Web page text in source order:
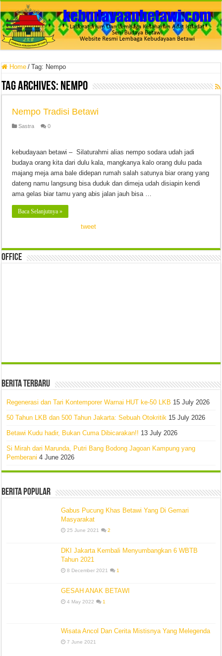
Home / Tag: Nempo
Tag Archives: Nempo
Nempo Tradisi Betawi
Sastra 0
kebudayaan betawi – Silaturahmi alias nempo sodara udah jadi
budaya orang kita dari dulu kala, mangkanya kalo orang dulu pada
majang meja ama bale didepan rumah salah satunya biar orang yang
dateng namu langsung bisa duduk dan dimeja udah disiapin kendi
ama gelas biar tamu yang abis jalan jauh bisa …
Baca Selanjutnya »
tweet
Office
Berita Terbaru
Regenerasi dan Tari Kontemporer Warnai HUT ke-50 LKB 15 July 2026
50 Tahun LKB dan 500 Tahun Jakarta: Sebuah Otokritik 15 July 2026
Betawi Kudu hadir, Bukan Cuma Dibicarakan!! 13 July 2026
Si Mirah dari Marunda, Putri Bang Bodong Jagoan Kampung yang
Pemberani 4 June 2026
Berita Popular
Gabus Pucung Khas Betawi Yang Di Gemari
Masyarakat
25 June 2021 2
DKI Jakarta Kembali Menyumbangkan 6 WBTB
Tahun 2021
8 December 2021 1
GESAH ANAK BETAWI
4 May 2022 1
Wisata Ancol Dan Cerita Mistisnya Yang Melegenda
7 June 2021